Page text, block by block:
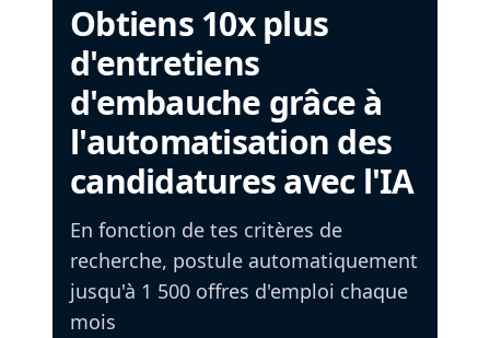
Obtiens 10x plus
d'entretiens
d'embauche grâce à
l'automatisation des
candidatures avec l'IA
En fonction de tes critères de
recherche, postule automatiquement
jusqu'à 1 500 offres d'emploi chaque
mois